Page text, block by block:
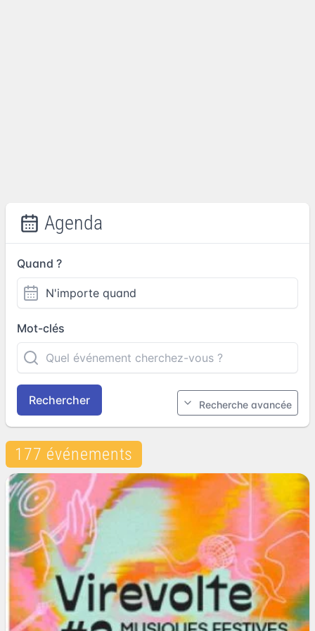
Agenda
Quand ?
Mot-clés
Rechercher Recherche avancée
177 événements